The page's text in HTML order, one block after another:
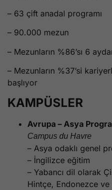
– 63 çift anadal programı
– 90.000 mezun
– Mezunların %86’sı 6
– Mezunların %37’si
başlıyor
KAMPÜSLER
Avrupa – Asya
Campus du Havre
– Asya odaklı genel
– İngilizce eğitim
– Yabancı dil olarak
Hintçe, Endonezce ve